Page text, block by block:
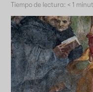
Tiempo de lectura: < 1